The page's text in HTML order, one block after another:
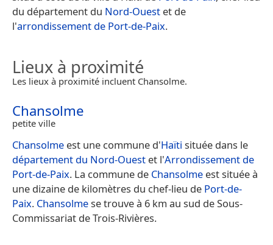
du département du Nord-Ouest et de
l'arrondissement de Port-de-Paix.
Lieux à proximité
Les lieux à proximité incluent Chansolme.
Chansolme
petite ville
Chansolme est une commune d'Haïti située dans le
département du Nord-Ouest et l'Arrondissement de
Port-de-Paix. La commune de Chansolme est située à
une dizaine de kilomètres du chef-lieu de Port-de-
Paix. Chansolmese trouve à 6 km au sud de Sous-
Commissariat de Trois-Rivières.